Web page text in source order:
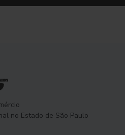
no Estado de São Paulo